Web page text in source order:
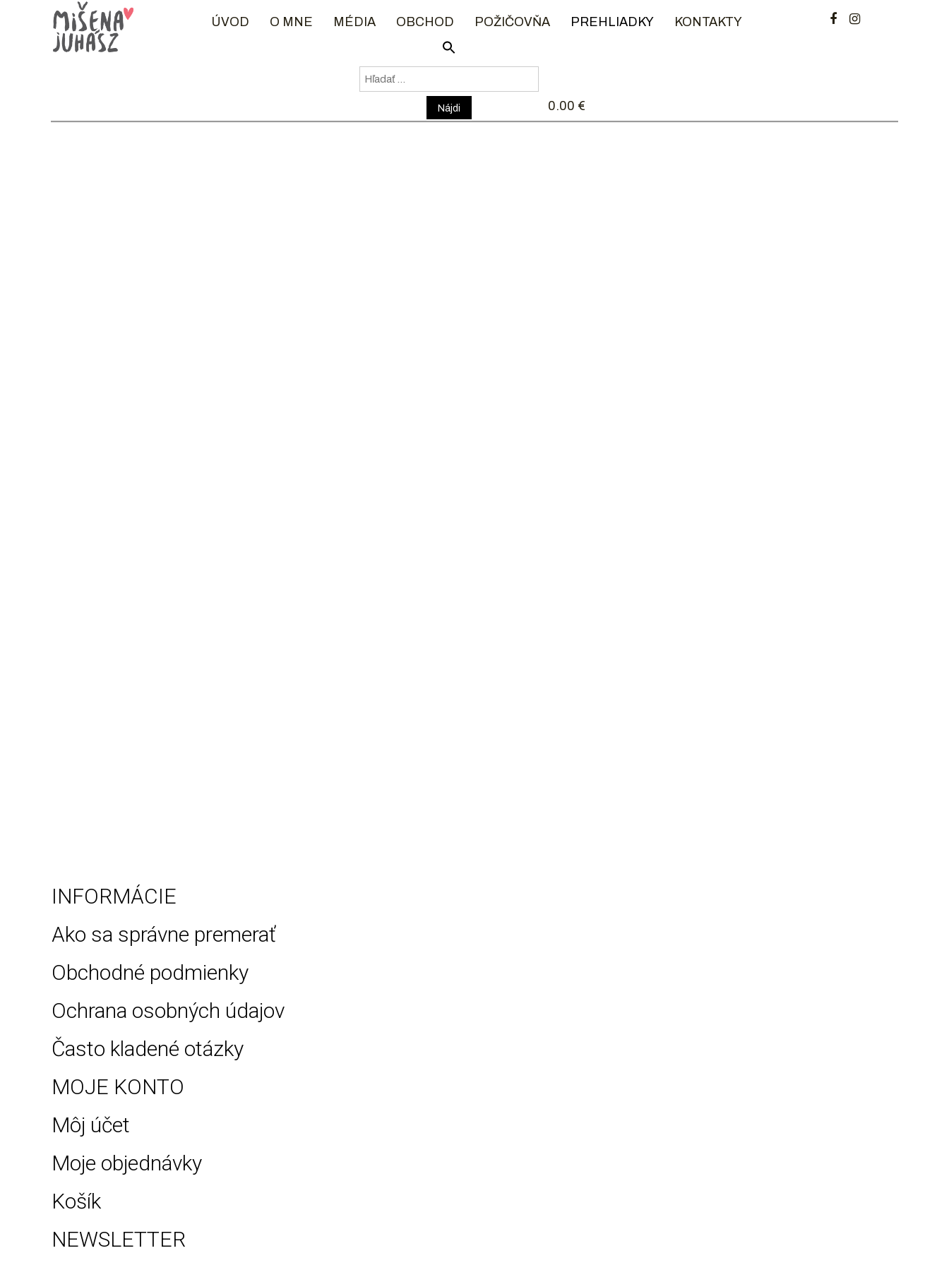
Skip To Content
ÚVOD O MNE MÉDIA OBCHOD POŽIČOVŇA PREHLIADKY KONTAKTY
Hľadať:
0.00 €
Prehliadky
INFORMÁCIE
Ako sa správne premerať
Obchodné podmienky​
Ochrana osobných údajov
Často kladené otázky
MOJE KONTO
Môj účet
Moje objednávky​
Košík
NEWSLETTER